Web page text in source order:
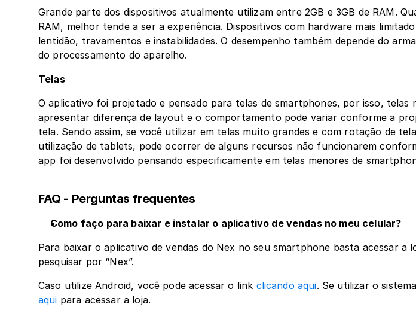
Grande parte dos dispositivos atualmente utilizam entre 2GB e 3GB de RAM.
RAM, melhor tende a ser a experiência. Dispositivos com hardware mais
lentidão, travamentos e instabilidades. O desempenho também depende do
do processamento do aparelho.
Telas
O aplicativo foi projetado e pensado para telas de smartphones, por isso, telas
apresentar diferença de layout e o comportamento pode variar conforme a
tela. Sendo assim, se você utilizar em telas muito grandes e com rotação de
utilização de tablets, pode ocorrer de alguns recursos não funcionarem
app foi desenvolvido pensando especificamente em telas menores de
FAQ - Perguntas frequentes
Como faço para baixar e instalar o aplicativo de vendas no meu celular?
Para baixar o aplicativo de vendas do Nex no seu smartphone basta acessar a
pesquisar por “Nex”.
Caso utilize Android, você pode acessar o link clicando aqui. Se utilizar o
aqui para acessar a loja.